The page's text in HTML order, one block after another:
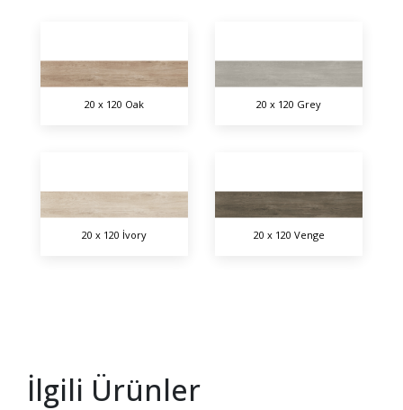
20 x 120 Oak 20 x 120 Grey
20 x 120 İvory 20 x 120 Venge
İlgili Ürünler